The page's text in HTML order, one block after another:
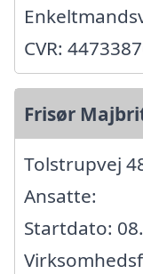
CVR:
Frisør
Tolstrupvej
Ansatte:
Startdato: